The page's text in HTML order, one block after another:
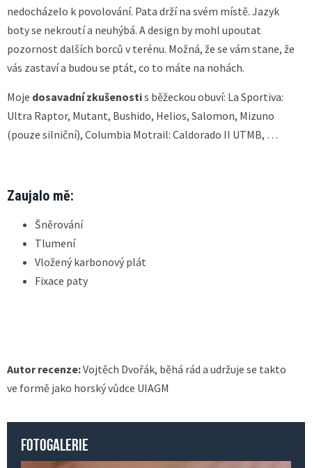
nedocházelo k povolování. Pata drží na svém místě. Jazyk
boty se nekroutí a neuhýbá. A design by mohl upoutat
pozornost dalších borců v terénu. Možná, že se vám stane, že
vás zastaví a budou se ptát, co to máte na nohách.
Moje dosavadní zkušenostis běžeckou obuví: La Sportiva:
Ultra Raptor, Mutant, Bushido, Helios, Salomon, Mizuno
(pouze silniční), Columbia Motrail: Caldorado II UTMB, …
Zaujalo mě:
Šněrování
Tlumení
Vložený karbonový plát
Fixace paty
Autor recenze:Vojtěch Dvořák, běhá rád a udržuje se takto
ve formě jako horský vůdce UIAGM
Fotogalerie